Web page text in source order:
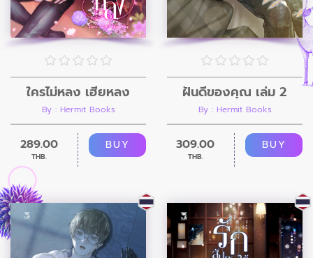
ใครไม่หลง เฮียหลง
By : Hermit Books
289.00
THB.
BUY
ฝันดีของคุณ เล่ม 2
By : Hermit Books
309.00
THB.
BUY